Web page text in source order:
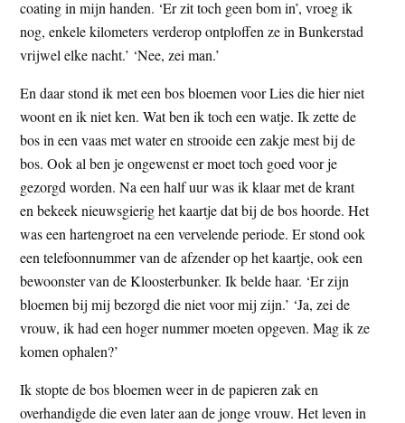
coating in mijn handen. ‘Er zit toch geen bom in’, vroeg ik
nog, enkele kilometers verderop ontploffen ze in Bunkerstad
vrijwel elke nacht.’ ‘Nee, zei man.’
En daar stond ik met een bos bloemen voor Lies die hier niet
woont en ik niet ken. Wat ben ik toch een watje. Ik zette de
bos in een vaas met water en strooide een zakje mest bij de
bos. Ook al ben je ongewenst er moet toch goed voor je
gezorgd worden. Na een half uur was ik klaar met de krant
en bekeek nieuwsgierig het kaartje dat bij de bos hoorde. Het
was een hartengroet na een vervelende periode. Er stond ook
een telefoonnummer van de afzender op het kaartje, ook een
bewoonster van de Kloosterbunker. Ik belde haar. ‘Er zijn
bloemen bij mij bezorgd die niet voor mij zijn.’ ‘Ja, zei de
vrouw, ik had een hoger nummer moeten opgeven. Mag ik ze
komen ophalen?’
Ik stopte de bos bloemen weer in de papieren zak en
overhandigde die even later aan de jonge vrouw. Het leven in